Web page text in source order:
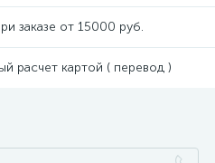
заказе от 15000 руб.
расчет картой ( перевод )